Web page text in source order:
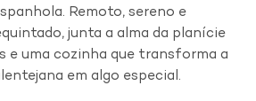
Remoto, sereno e
junta a alma da planície
e uma cozinha que transforma a
em algo especial.